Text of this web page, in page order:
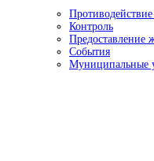
Контроль
События
Муниципальные